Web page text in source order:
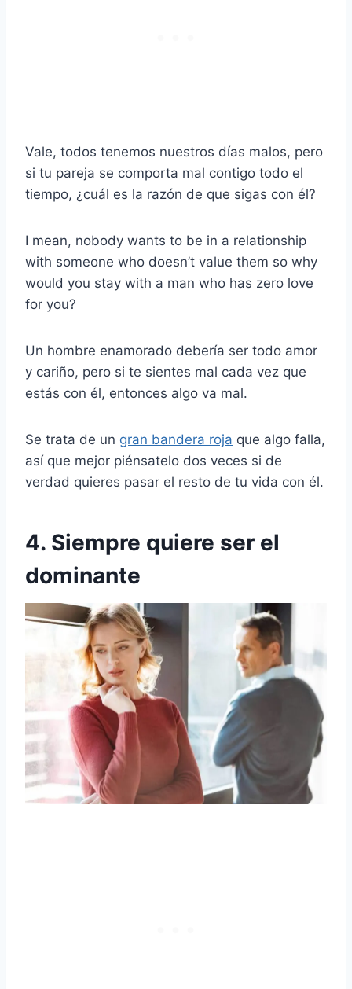
Vale, todos tenemos nuestros días malos, pero
si tu pareja se comporta mal contigo todo el
tiempo, ¿cuál es la razón de que sigas con él?
I mean, nobody wants to be in a relationship
with someone who doesn’t value them so why
would you stay with a man who has zero love
for you?
Un hombre enamorado debería ser todo amor
y cariño, pero si te sientes mal cada vez que
estás con él, entonces algo va mal.
Se trata de un gran bandera roja que algo falla,
así que mejor piénsatelo dos veces si de
verdad quieres pasar el resto de tu vida con él.
4. Siempre quiere ser el
dominante